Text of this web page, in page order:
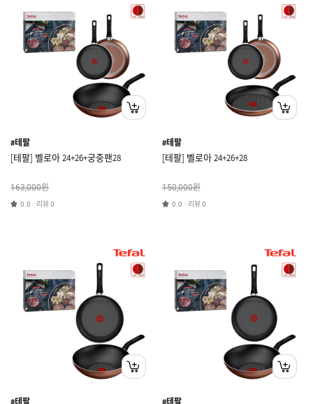
#테팔
[테팔] 벨로아 24+26+궁중팬28
163,000원
0.0 리뷰0
#테팔
[테팔] 벨로아 24+26+28
150,000원
0.0 리뷰0
#테팔 #테팔